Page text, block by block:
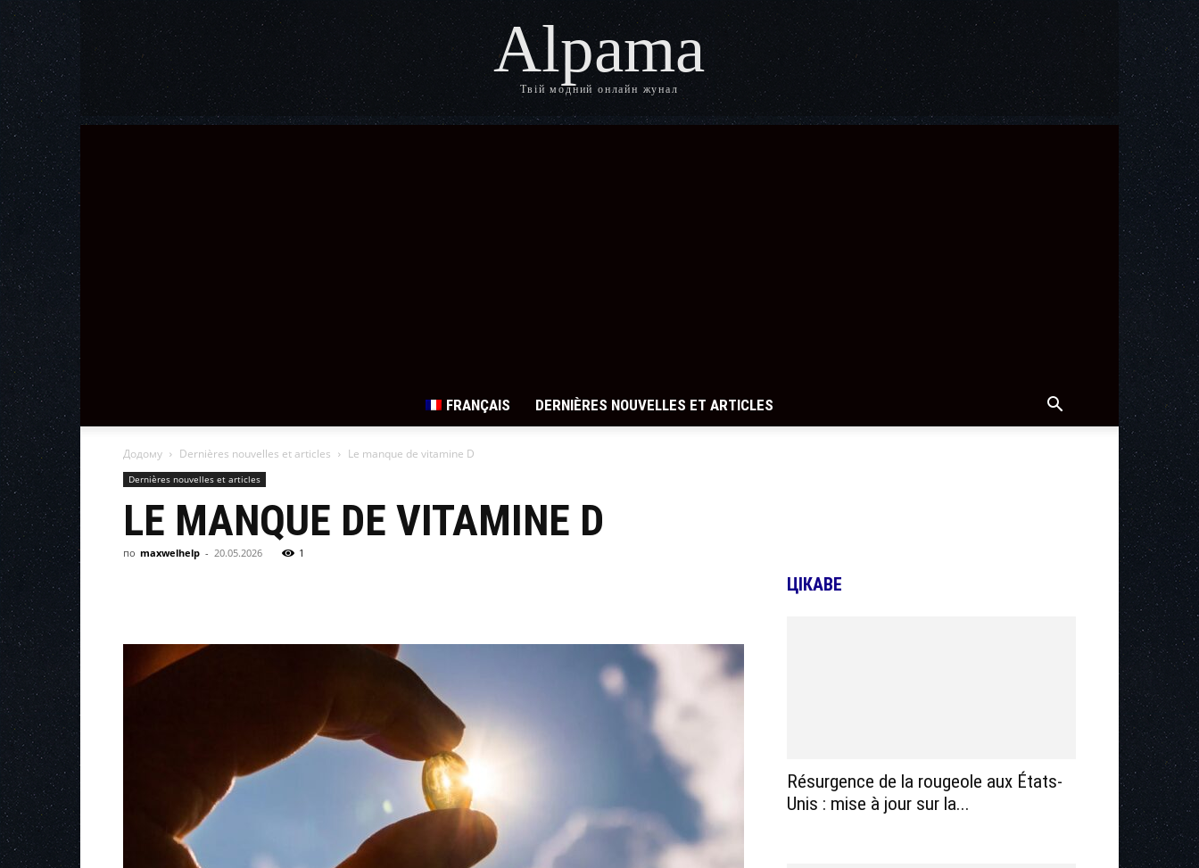
Alpama
Твій модний онлайн жунал
FRANÇAIS DERNIÈRES NOUVELLES ET ARTICLES
Додому Dernières nouvelles et articles Le manque de vitamine D
Dernières nouvelles et articles
LE MANQUE DE VITAMINE D
по maxwelhelp - 20.05.2026 1
ЦІКАВЕ
Résurgence de la rougeole aux États-
Unis : mise à jour sur la...